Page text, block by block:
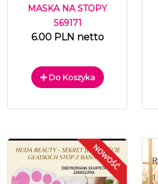
MASKA NA STOPY
S69171
6.00 PLN netto
Do Koszyka